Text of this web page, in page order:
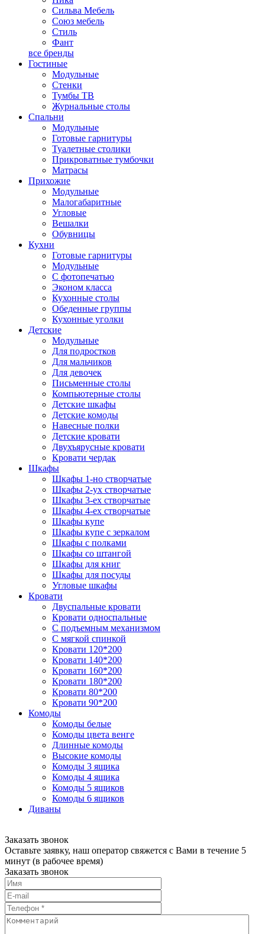
Сильва Мебель
Союз мебель
Стиль
Фант
все бренды
Гостиные
Модульные
Стенки
Тумбы ТВ
Журнальные столы
Спальни
Модульные
Готовые гарнитуры
Туалетные столики
Прикроватные тумбочки
Матрасы
Прихожие
Модульные
Малогабаритные
Угловые
Вешалки
Обувницы
Кухни
Готовые гарнитуры
Модульные
С фотопечатью
Эконом класса
Кухонные столы
Обеденные группы
Кухонные уголки
Детские
Модульные
Для подростков
Для мальчиков
Для девочек
Письменные столы
Компьютерные столы
Детские шкафы
Детские комоды
Навесные полки
Детские кровати
Двухъярусные кровати
Кровати чердак
Шкафы
Шкафы 1-но створчатые
Шкафы 2-ух створчатые
Шкафы 3-ех створчатые
Шкафы 4-ех створчатые
Шкафы купе
Шкафы купе с зеркалом
Шкафы с полками
Шкафы со штангой
Шкафы для книг
Шкафы для посуды
Угловые шкафы
Кровати
Двуспальные кровати
Кровати односпальные
С подъемным механизмом
С мягкой спинкой
Кровати 120*200
Кровати 140*200
Кровати 160*200
Кровати 180*200
Кровати 80*200
Кровати 90*200
Комоды
Комоды белые
Комоды цвета венге
Длинные комоды
Высокие комоды
Комоды 3 ящика
Комоды 4 ящика
Комоды 5 ящиков
Комоды 6 ящиков
Диваны
Заказать звонок
Оставьте заявку, наш оператор свяжется с Вами в течение 5
минут (в рабочее время)
Заказать звонок